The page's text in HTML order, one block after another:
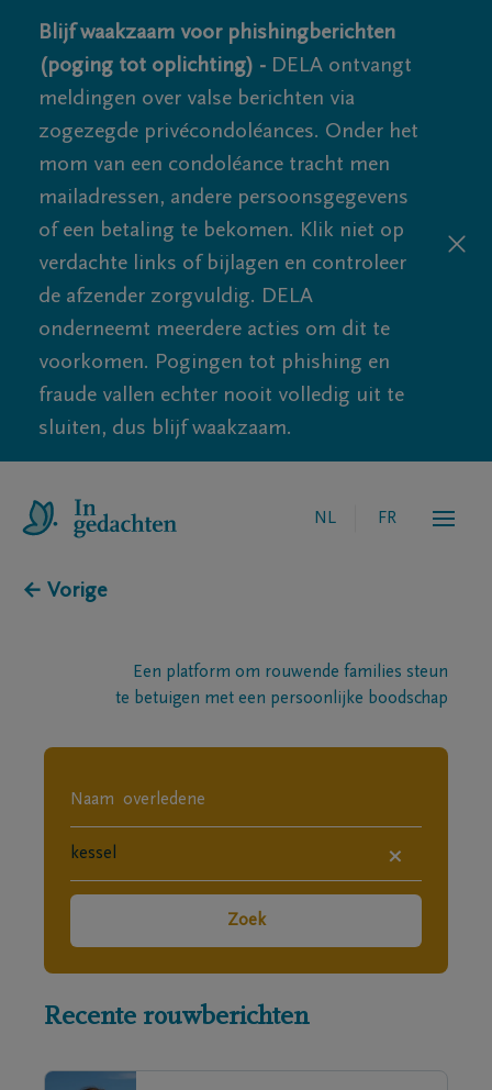
Blijf waakzaam voor phishingberichten
(poging tot oplichting) - DELA ontvangt
meldingen over valse berichten via
zogezegde privécondoléances. Onder het
mom van een condoléance tracht men
mailadressen, andere persoonsgegevens
of een betaling te bekomen. Klik niet op
verdachte links of bijlagen en controleer
de afzender zorgvuldig. DELA
onderneemt meerdere acties om dit te
voorkomen. Pogingen tot phishing en
fraude vallen echter nooit volledig uit te
sluiten, dus blijf waakzaam.
NL FR
← Vorige
Een platform om rouwende families steun
te betuigen met een persoonlijke boodschap
×
Zoek
Recente rouwberichten